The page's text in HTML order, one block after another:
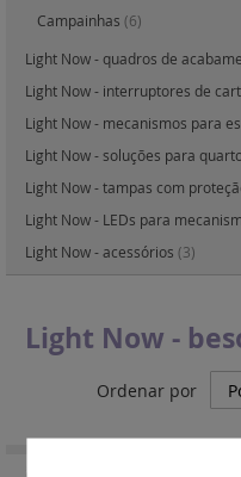
Light Now -
Ordenar por
Campainhas (6)
Light Now - quadros de
Light Now - interruptores de
Light Now - mecanismos para
Light Now - soluções para
Light Now - tampas com
Light Now - LEDs para
Light Now - acessórios (3)